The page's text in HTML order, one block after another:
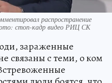
распространение
стоп-кадр видео РИЦ СК
зараженные
связаны с теми, о ком